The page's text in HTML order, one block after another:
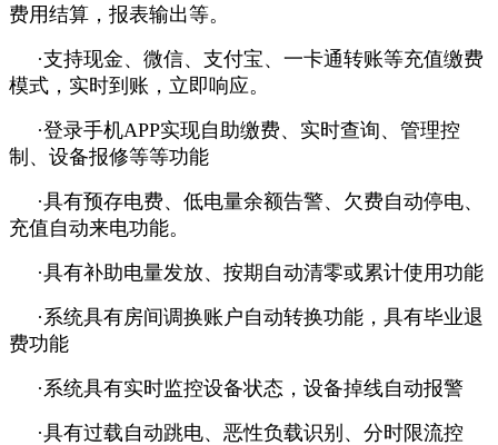
费用结算，报表输出等。
·支持现金、微信、支付宝、一卡通转账等充值缴费
模式，实时到账，立即响应。
·登录手机APP实现自助缴费、实时查询、管理控
制、设备报修等等功能
·具有预存电费、低电量余额告警、欠费自动停电、
充值自动来电功能。
·具有补助电量发放、按期自动清零或累计使用功能
·系统具有房间调换账户自动转换功能，具有毕业退
费功能
·系统具有实时监控设备状态，设备掉线自动报警
·具有过载自动跳电、恶性负载识别、分时限流控